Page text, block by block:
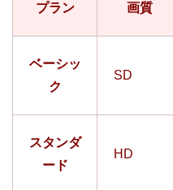
プラン 画質
ベーシッ
ク
SD
スタンダ
ード
HD